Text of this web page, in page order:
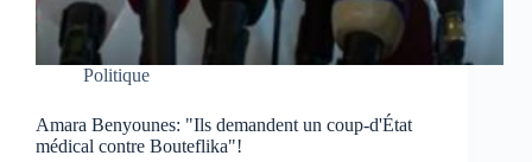
Politique
Amara Benyounes: "Ils demandent un coup-d'État
médical contre Bouteflika"!